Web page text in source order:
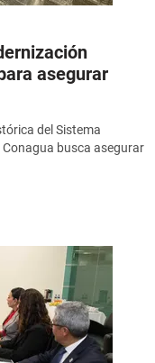
asegurar
del Sistema
busca asegurar